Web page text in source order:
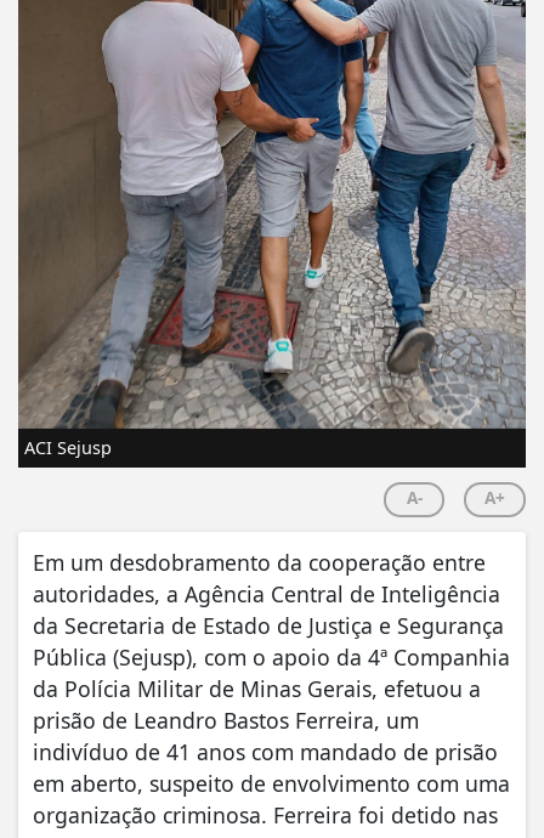
ACI Sejusp
A- A+
Em um desdobramento da cooperação entre
autoridades, a Agência Central de Inteligência
da Secretaria de Estado de Justiça e Segurança
Pública (Sejusp), com o apoio da 4ª Companhia
da Polícia Militar de Minas Gerais, efetuou a
prisão de Leandro Bastos Ferreira, um
indivíduo de 41 anos com mandado de prisão
em aberto, suspeito de envolvimento com uma
organização criminosa. Ferreira foi detido nas